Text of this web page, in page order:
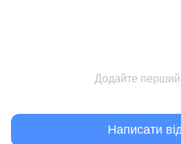
Додайте перший
Написати